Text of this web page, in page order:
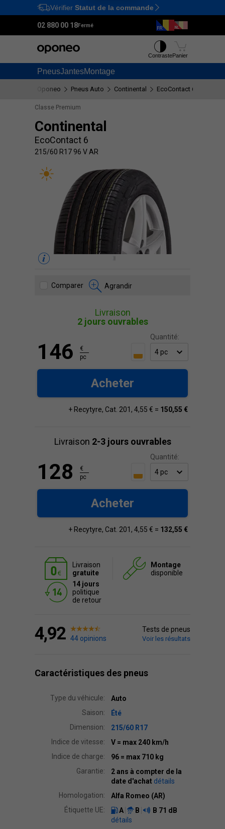
Ctrl M
Vérifier Statut de la commande
02 880 00 18Fermé
PneusJantesMontage
ContrastePanier
Oponeo Pneus Auto Continental EcoContact 6
Classe Premium
Continental
EcoContact 6
215/60 R17 96 V AR
Comparer Agrandir
Livraison
2 jours ouvrables
Quantité:
146
€
pc
Acheter
+ Recytyre, Cat. 201, 4,55 € = 150,55 €
Livraison 2-3 jours ouvrables
Quantité:
128
€
pc
Acheter
+ Recytyre, Cat. 201, 4,55 € = 132,55 €
Livraison
gratuite
Montage
disponible
14 jours
politique
de retour
4,92 44 opinions
Tests de pneus
Voir les résultats
Caractéristiques des pneus
Type du véhicule:
Auto
Saison:
Été
Dimension:
215/60 R17
Indice de vitesse:
V = max 240 km/h
Indice de charge:
96 = max 710 kg
Garantie:
2 ans à compter de la
date d'achat détails
Homologation:
Alfa Romeo (AR)
Étiquette UE:
A B B 71 dB
détails